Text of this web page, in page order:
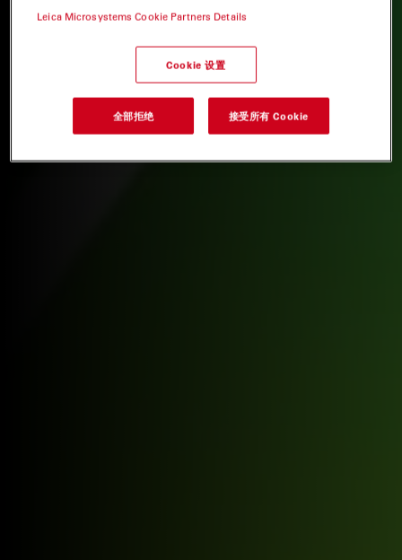
Leica Microsystems Cookie Partners Details
Cookie 设置
全部拒绝 接受所有 Cookie